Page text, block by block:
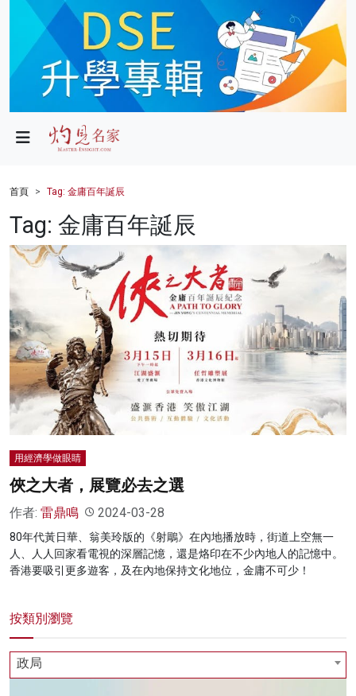
政局
財經
健康
科技
影片
名家榜
灼見活動
首頁 Tag: 金庸百年誕辰
Tag: 金庸百年誕辰
用經濟學做眼睛
俠之大者，展覽必去之選
作者: 雷鼎鳴 2024-03-28
80年代黃日華、翁美玲版的《射鵰》在內地播放時，街道上空無一
人、人人回家看電視的深層記憶，還是烙印在不少內地人的記憶中。
香港要吸引更多遊客，及在內地保持文化地位，金庸不可少！
按類別瀏覽
政局